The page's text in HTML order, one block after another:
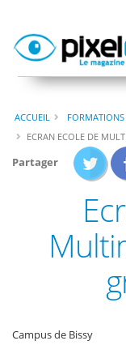
ACCUEIL FORMATIONS
ECRAN ECOLE DE
Partager
Campus de Bissy